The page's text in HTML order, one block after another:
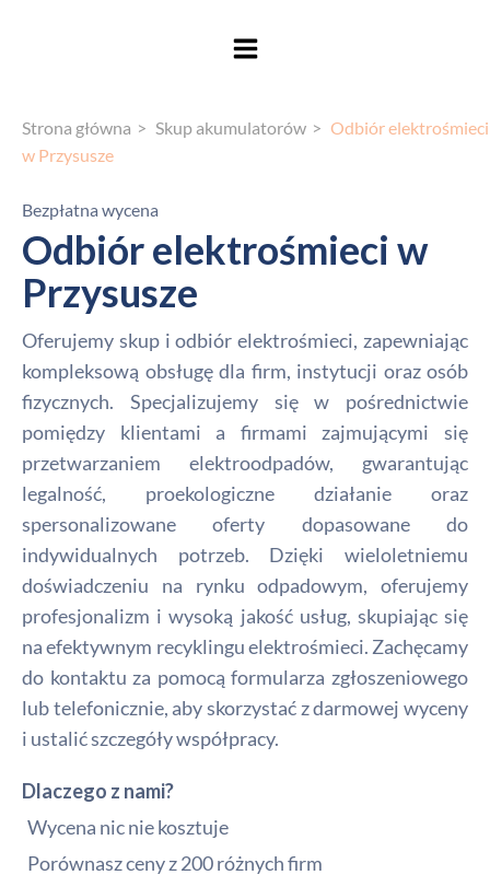
Strona główna Skup akumulatorów
Odbiór elektrośmieci
w Przysusze
Bezpłatna wycena
Odbiór elektrośmieci w
Przysusze
Oferujemy skup i odbiór elektrośmieci, zapewniając
kompleksową obsługę dla firm, instytucji oraz osób
fizycznych. Specjalizujemy się w pośrednictwie
pomiędzy klientami a firmami zajmującymi się
przetwarzaniem elektroodpadów, gwarantując
legalność, proekologiczne działanie oraz
spersonalizowane oferty dopasowane do
indywidualnych potrzeb. Dzięki wieloletniemu
doświadczeniu na rynku odpadowym, oferujemy
profesjonalizm i wysoką jakość usług, skupiając się
na efektywnym recyklingu elektrośmieci. Zachęcamy
do kontaktu za pomocą formularza zgłoszeniowego
lub telefonicznie, aby skorzystać z darmowej wyceny
i ustalić szczegóły współpracy.
Dlaczego z nami?
Wycena nic nie kosztuje
Porównasz ceny z 200 różnych firm